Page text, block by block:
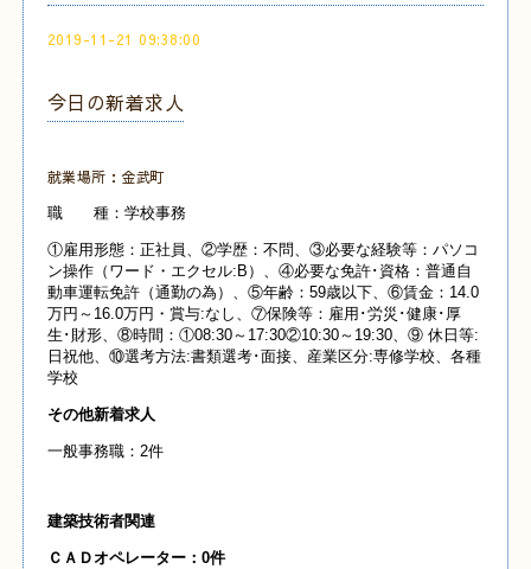
2019-11-21 09:38:00
今日の新着求人
就業場所：金武町
職 種：学校事務
①雇用形態：正社員、②学歴：不問、③必要な経験等：パソコ
ン操作（ワード・エクセル:B）、④必要な免許･資格：普通自
動車運転免許（通勤の為）、⑤年齢：59歳以下、⑥賃金：14.0
万円～16.0万円・賞与:なし、⑦保険等：雇用･労災･健康･厚
生･財形、⑧時間：①08:30～17:30②10:30～19:30、⑨ 休日等:
日祝他、⑩選考方法:書類選考･面接、産業区分:専修学校、各種
学校
その他新着求人
一般事務職：2件
建築技術者関連
ＣＡＤオペレーター：0件